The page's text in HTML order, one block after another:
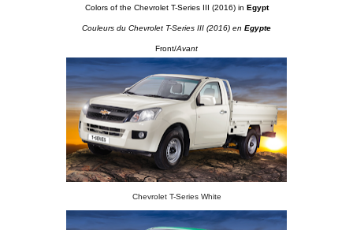
Colors of the Chevrolet T-Series III (2016) in Egypt
Couleurs du Chevrolet T-Series III (2016) en Egypte
Front/Avant
Chevrolet T-Series White